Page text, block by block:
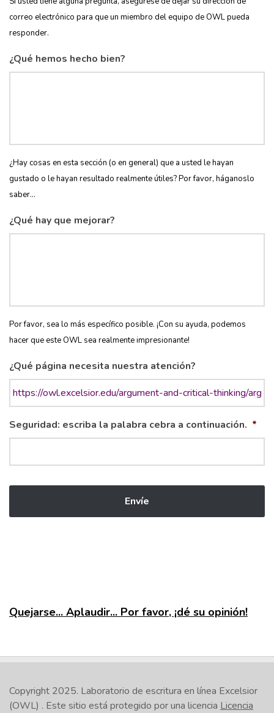
correo electrónico para que un miembro del equipo de OWL pueda
responder.
¿Qué hemos hecho bien?
¿Hay cosas en esta sección (o en general) que a usted le hayan
gustado o le hayan resultado realmente útiles? Por favor, háganoslo
saber...
¿Qué hay que mejorar?
Por favor, sea lo más específico posible. ¡Con su ayuda, podemos
hacer que este OWL sea realmente impresionante!
¿Qué página necesita nuestra atención?
Seguridad: escriba la palabra cebra a continuación. *
Quejarse... Aplaudir... Por favor, ¡dé su opinión!
Copyright 2025. Laboratorio de escritura en línea Excelsior
(OWL) . Este sitio está protegido por una licencia Licencia